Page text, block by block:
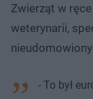
Zwierząt w
weterynarii,
- To był